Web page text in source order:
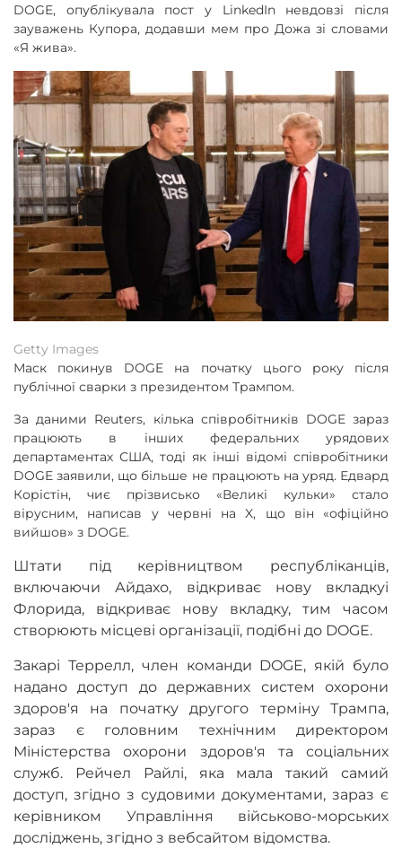
DOGE, опублікувала пост у LinkedIn невдовзі після
зауважень Купора, додавши мем про Дожа зі словами
«Я жива».
Getty Images
Маск покинув DOGE на початку цього року після
публічної сварки з президентом Трампом.
За даними Reuters, кілька співробітників DOGE зараз
працюють в інших федеральних урядових
департаментах США, тоді як інші відомі співробітники
DOGE заявили, що більше не працюють на уряд. Едвард
Корістін, чиє прізвисько «Великі кульки» стало
вірусним, написав у червні на X, що він «офіційно
вийшов» з DOGE.
Штати під керівництвом республіканців,
включаючи Айдахо, відкриває нову вкладкуі
Флорида, відкриває нову вкладку, тим часом
створюють місцеві організації, подібні до DOGE.
Закарі Террелл, член команди DOGE, якій було
надано доступ до державних систем охорони
здоров'я на початку другого терміну Трампа,
зараз є головним технічним директором
Міністерства охорони здоров'я та соціальних
служб. Рейчел Райлі, яка мала такий самий
доступ, згідно з судовими документами, зараз є
керівником Управління військово-морських
досліджень, згідно з вебсайтом відомства.